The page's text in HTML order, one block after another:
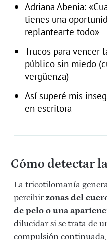
Adriana Abenia:
tienes una
replantearte todo»
Trucos para vencer
público sin miedo
vergüenza)
Así superé mis
en escritora
Cómo detectar
La tricotilomanía
percibirzonas del
de pelo o una
dilucidar si se trata de
compulsión